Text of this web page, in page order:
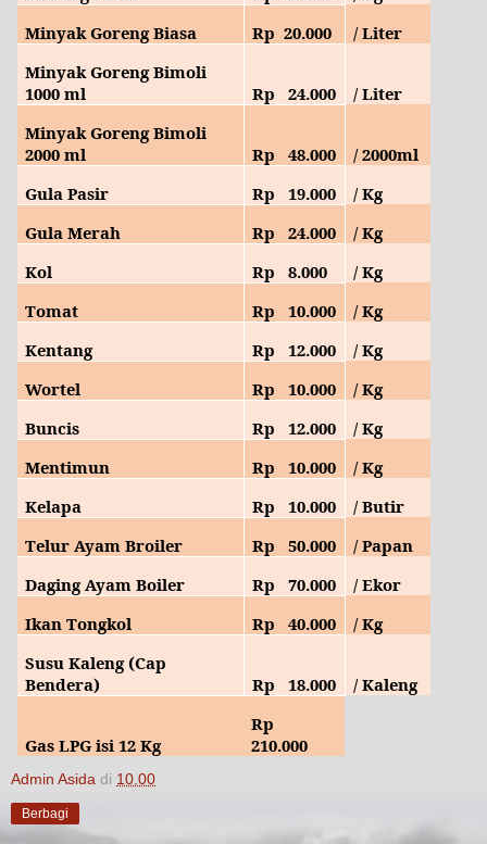
Minyak Goreng Biasa
Rp 20.000
/ Liter
Minyak Goreng Bimoli
1000 ml
Rp 24.000
/ Liter
Minyak Goreng Bimoli
2000 ml
Rp 48.000
/ 2000ml
Gula Pasir
Rp 19.000
/ Kg
Gula Merah
Rp 24.000
/ Kg
Kol
Rp 8.000
/ Kg
Tomat
Rp 10.000
/ Kg
Kentang
Rp 12.000
/ Kg
Wortel
Rp 10.000
/ Kg
Buncis
Rp 12.000
/ Kg
Mentimun
Rp 10.000
/ Kg
Kelapa
Rp 10.000
/ Butir
Telur Ayam Broiler
Rp 50.000
/ Papan
Daging Ayam Boiler
Rp 70.000
/ Ekor
Ikan Tongkol
Rp 40.000
/ Kg
Susu Kaleng (Cap
Bendera)
Rp 18.000 / Kaleng
Gas LPG isi 12 Kg
Rp
210.000
Admin Asida di 10.00
Berbagi